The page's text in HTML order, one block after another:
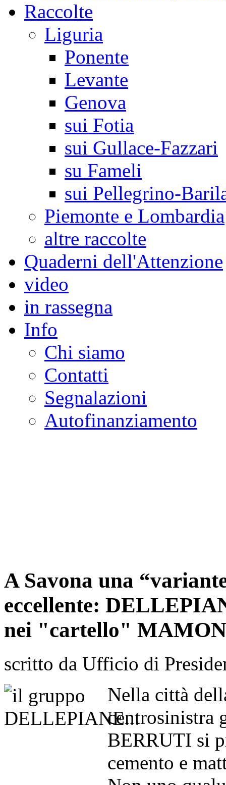
Raccolte
Liguria
Ponente
Levante
Genova
sui Fotia
sui Gullace-Fazzari
su Fameli
sui Pellegrino-
Piemonte e Lombardia
altre raccolte
Quaderni dell'Attenzione
video
in rassegna
Info
Chi siamo
Contatti
Segnalazioni
Autofinanziamento
A Savona una
eccellente:
nei "cartello"
scritto da Ufficio di
Nella città
centrosinistra
BERRUTI si
cemento e